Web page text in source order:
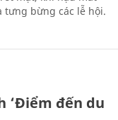
tưng bừng các lễ hội.
‘Điểm đến du